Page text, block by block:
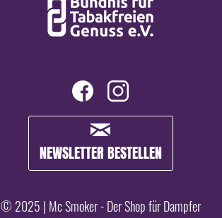
NEWSLETTER BESTELLEN
© 2025 | Mc Smoker - Der Shop für Dampfer